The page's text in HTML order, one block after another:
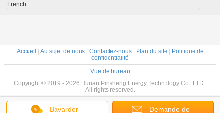
Bavarder Demande de
French
Accueil Au sujet de nous| Contactez-nous| Plan du site
Politique de
confidentialité
Vue de bureau
Copyright © 2019 - 2026 Hunan Pinsheng Energy Technology Co., LTD..
All rights reserved.